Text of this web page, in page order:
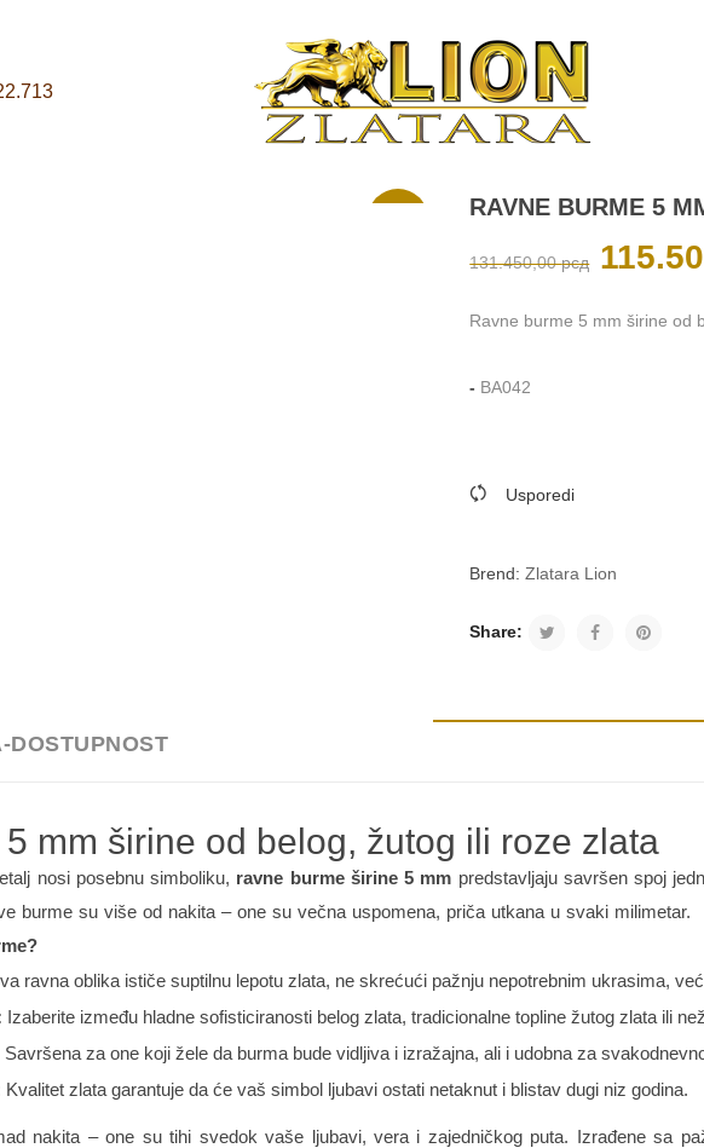
RAVNE BURME 5
131.450,00рсд
Originalna
cena
131.450,00
Ravne burme 5 mm širine od
- BA042
Usporedi
Brend:Zlatara Lion
Share:
DOSTUPNOST
mm širine od belog, žutog ili roze zlata
nosi posebnu simboliku, ravne burme širine 5 mm predstavljaju savršen spoj
burme su više od nakita – one su večna uspomena, priča utkana u svaki milimetar.
ravna oblika ističe suptilnu lepotu zlata, ne skrećući pažnju nepotrebnim ukrasima,
Izaberite između hladne sofisticiranosti belog zlata, tradicionalne topline žutog zlata ili
Savršena za one koji žele da burma bude vidljiva i izražajna, ali i udobna za
Kvalitet zlata garantuje da će vaš simbol ljubavi ostati netaknut i blistav dugi niz godina.
nakita – one su tihi svedok vaše ljubavi, vera i zajedničkog puta. Izrađene sa